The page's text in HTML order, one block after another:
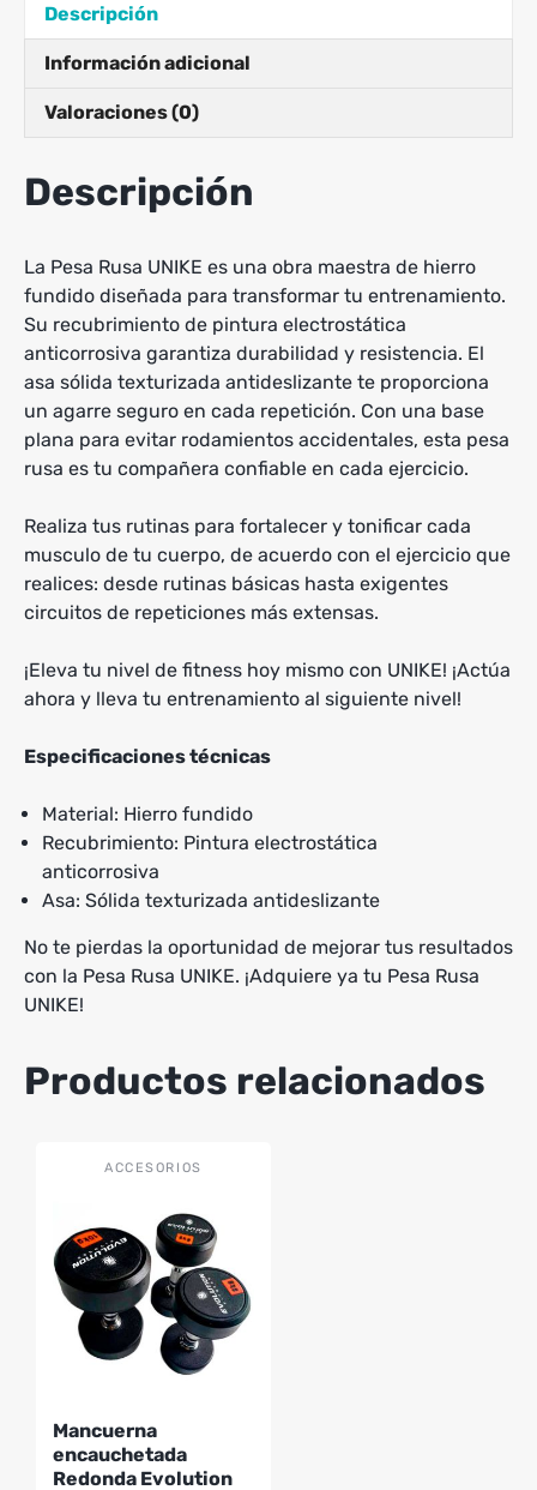
Descripción
Información adicional
Valoraciones (0)
Descripción
La Pesa Rusa UNIKE es una obra maestra de hierro
fundido diseñada para transformar tu entrenamiento.
Su recubrimiento de pintura electrostática
anticorrosiva garantiza durabilidad y resistencia. El
asa sólida texturizada antideslizante te proporciona
un agarre seguro en cada repetición. Con una base
plana para evitar rodamientos accidentales, esta pesa
rusa es tu compañera confiable en cada ejercicio.
Realiza tus rutinas para fortalecer y tonificar cada
musculo de tu cuerpo, de acuerdo con el ejercicio que
realices: desde rutinas básicas hasta exigentes
circuitos de repeticiones más extensas.
¡Eleva tu nivel de fitness hoy mismo con UNIKE! ¡Actúa
ahora y lleva tu entrenamiento al siguiente nivel!
Especificaciones técnicas
Material: Hierro fundido
Recubrimiento: Pintura electrostática
anticorrosiva
Asa: Sólida texturizada antideslizante
No te pierdas la oportunidad de mejorar tus resultados
con la Pesa Rusa UNIKE. ¡Adquiere ya tu Pesa Rusa
UNIKE!
Productos relacionados
ACCESORIOS
tiene
múltiples
variantes.
Las
opciones
elegir
en
Mancuerna
encauchetada
Redonda Evolution